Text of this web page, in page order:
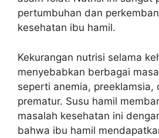
pertumbuhan dan
kesehatan ibu hamil.
Kekurangan nutrisi selama
menyebabkan berbagai
seperti anemia, preeklamsia,
prematur. Susu hamil
masalah kesehatan ini
bahwa ibu hamil